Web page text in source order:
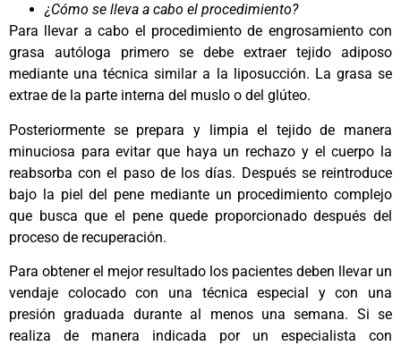
¿Cómo se lleva a cabo el procedimiento?
Para llevar a cabo el procedimiento de engrosamiento con
grasa autóloga primero se debe extraer tejido adiposo
mediante una técnica similar a la liposucción. La grasa se
extrae de la parte interna del muslo o del glúteo.
Posteriormente se prepara y limpia el tejido de manera
minuciosa para evitar que haya un rechazo y el cuerpo la
reabsorba con el paso de los días. Después se reintroduce
bajo la piel del pene mediante un procedimiento complejo
que busca que el pene quede proporcionado después del
proceso de recuperación.
Para obtener el mejor resultado los pacientes deben llevar un
vendaje colocado con una técnica especial y con una
presión graduada durante al menos una semana. Si se
realiza de manera indicada por un especialista con